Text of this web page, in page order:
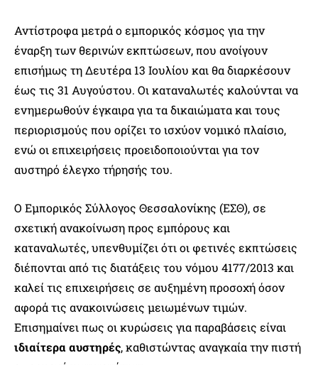
Αντίστροφα μετρά ο εμπορικός κόσμος για την
έναρξη των θερινών εκπτώσεων, που ανοίγουν
επισήμως τη Δευτέρα 13 Ιουλίου και θα διαρκέσουν
έως τις 31 Αυγούστου. Οι καταναλωτές καλούνται να
ενημερωθούν έγκαιρα για τα δικαιώματα και τους
περιορισμούς που ορίζει το ισχύον νομικό πλαίσιο,
ενώ οι επιχειρήσεις προειδοποιούνται για τον
αυστηρό έλεγχο τήρησής του.
Ο Εμπορικός Σύλλογος Θεσσαλονίκης (ΕΣΘ), σε
σχετική ανακοίνωση προς εμπόρους και
καταναλωτές, υπενθυμίζει ότι οι φετινές εκπτώσεις
διέπονται από τις διατάξεις του νόμου 4177/2013 και
καλεί τις επιχειρήσεις σε αυξημένη προσοχή όσον
αφορά τις ανακοινώσεις μειωμένων τιμών.
Επισημαίνει πως οι κυρώσεις για παραβάσεις είναι
ιδιαίτερα αυστηρές, καθιστώντας αναγκαία την πιστή